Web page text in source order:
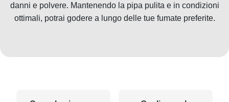
danni e polvere. Mantenendo la pipa pulita e in condizioni
ottimali, potrai godere a lungo delle tue fumate preferite.